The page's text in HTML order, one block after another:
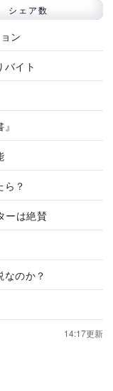
シェア数
ン
バイト
ら？
ーは絶賛
なのか？
14:17更新